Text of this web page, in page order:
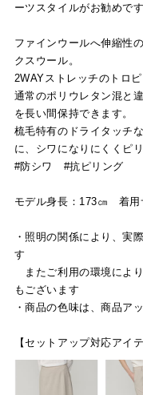
ーツスタイルがお勧めです
ファインウールへ伸縮性
クスウール。
2WAYストレッチのトロピ
通常のポリウレタン混と
を長い間保持できます。
梳毛特有のドライタッチ
に、シワになりにくくピ
#防シワ #抗ピリング
モデル身長：173㎝ 着用
・照明の関係により、実
す
またご利用の環境によ
もございます
・商品の色味は、商品ア
【セットアップ対応アイテ